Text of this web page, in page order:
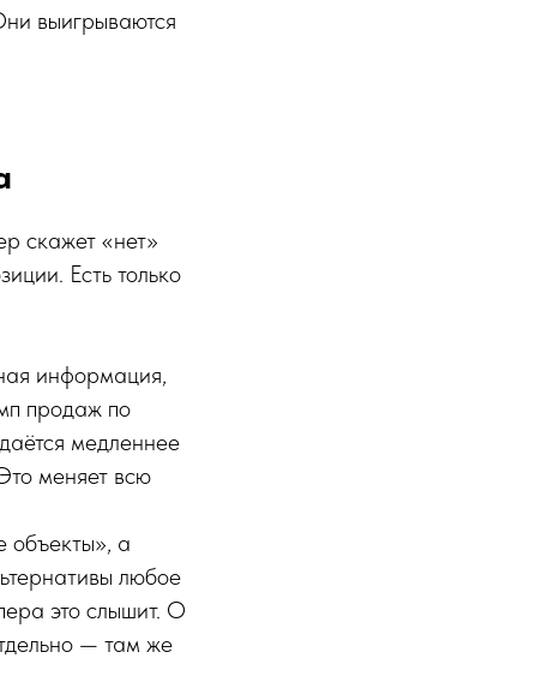
выигрываются
скажет «нет»
Есть только
информация,
продаж по
медленнее
меняет всю
объекты», а
любое
это слышит. О
— там же